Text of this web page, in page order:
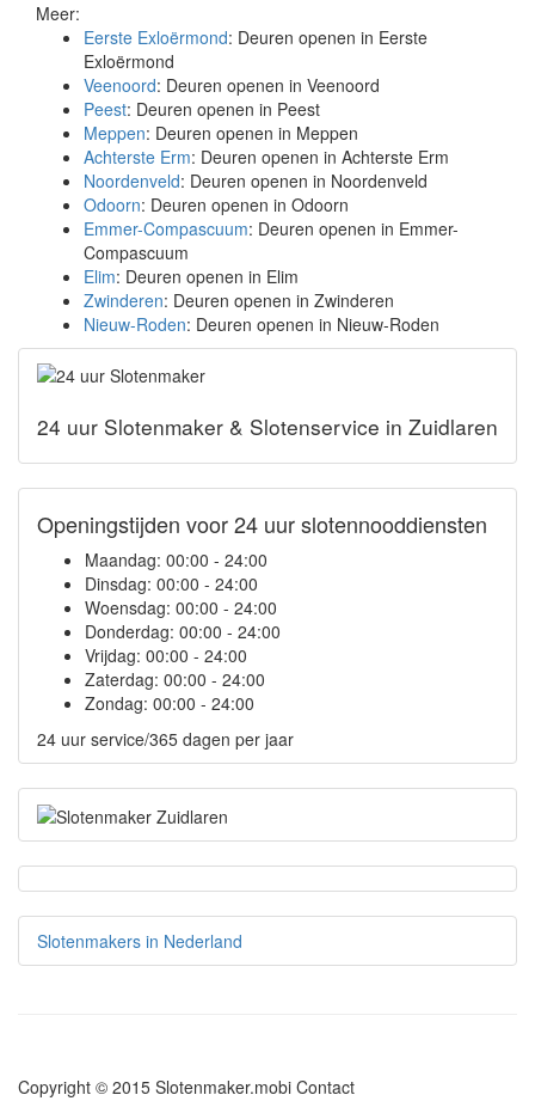
Meer:
Eerste Exloërmond: Deuren openen in Eerste
Exloërmond
Veenoord: Deuren openen in Veenoord
Peest: Deuren openen in Peest
Meppen: Deuren openen in Meppen
Achterste Erm: Deuren openen in Achterste Erm
Noordenveld: Deuren openen in Noordenveld
Odoorn: Deuren openen in Odoorn
Emmer-Compascuum: Deuren openen in Emmer-
Compascuum
Elim: Deuren openen in Elim
Zwinderen: Deuren openen in Zwinderen
Nieuw-Roden: Deuren openen in Nieuw-Roden
24 uur Slotenmaker & Slotenservice in Zuidlaren
Openingstijden voor 24 uur slotennooddiensten
Maandag: 00:00 - 24:00
Dinsdag: 00:00 - 24:00
Woensdag: 00:00 - 24:00
Donderdag: 00:00 - 24:00
Vrijdag: 00:00 - 24:00
Zaterdag: 00:00 - 24:00
Zondag: 00:00 - 24:00
24 uur service/365 dagen per jaar
Slotenmakers in Nederland
Copyright © 2015 Slotenmaker.mobi Contact